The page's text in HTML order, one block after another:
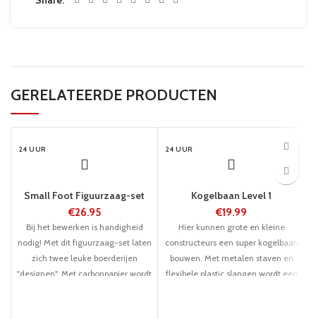
GERELATEERDE PRODUCTEN
24 UUR
Small Foot Figuurzaag-set
€26.95
Bij het bewerken is handigheid
nodig! Met dit figuurzaag-set laten
zich twee leuke boerderijen
"designen". Met carbonpapier wordt
24 UUR
Kogelbaan Level 1
€19.99
Hier kunnen grote en kleine
constructeurs een super kogelbaan
bouwen. Met metalen staven en
flexibele plastic slangen wordt een